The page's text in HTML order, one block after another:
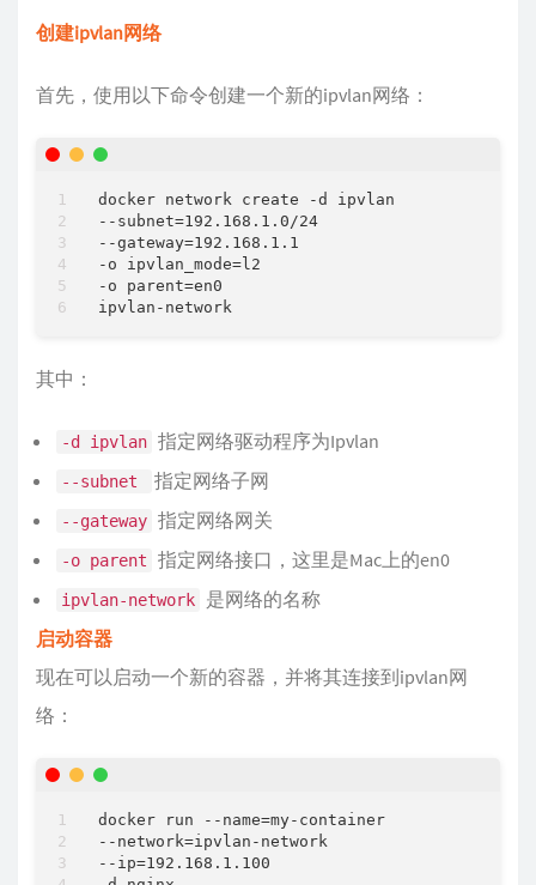
创建ipvlan网络
首先，使用以下命令创建一个新的ipvlan网络：
docker network create -d ipvlan
--subnet=192.168.1.0/24
--gateway=192.168.1.1
-o ipvlan_mode=l2
-o parent=en0
其中：
-d ipvlan 指定网络驱动程序为Ipvlan
--subnet 指定网络子网
--gateway 指定网络网关
-o parent 指定网络接口，这里是Mac上的en0
ipvlan-network
是网络的名称
启动容器
现在可以启动一个新的容器，并将其连接到ipvlan网
络：
docker run --name=my-container
--network=ipvlan-network
--ip=192.168.1.100